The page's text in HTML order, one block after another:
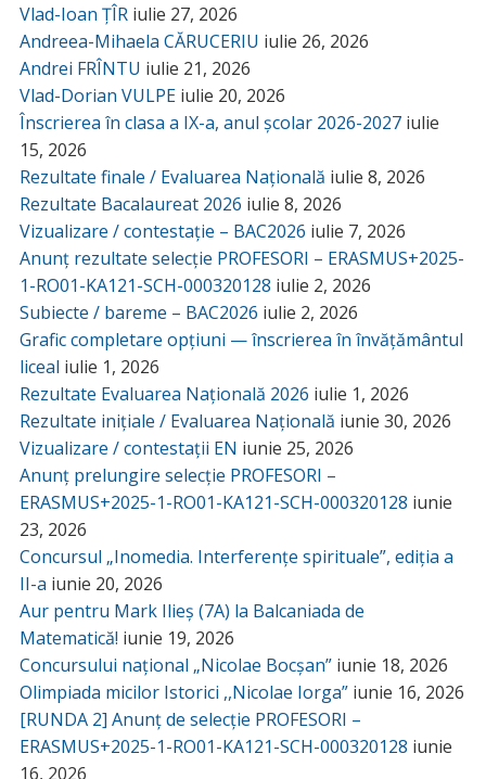
Vlad-Ioan ȚÎR iulie 27, 2026
Andreea-Mihaela CĂRUCERIU iulie 26, 2026
Andrei FRÎNTU iulie 21, 2026
Vlad-Dorian VULPE iulie 20, 2026
Înscrierea în clasa a IX-a, anul școlar 2026-2027 iulie
15, 2026
Rezultate finale / Evaluarea Națională iulie 8, 2026
Rezultate Bacalaureat 2026 iulie 8, 2026
Vizualizare / contestație – BAC2026 iulie 7, 2026
Anunț rezultate selecție PROFESORI – ERASMUS+2025-
1-RO01-KA121-SCH-000320128 iulie 2, 2026
Subiecte / bareme – BAC2026 iulie 2, 2026
Grafic completare opțiuni — înscrierea în învățământul
liceal iulie 1, 2026
Rezultate Evaluarea Națională 2026 iulie 1, 2026
Rezultate inițiale / Evaluarea Națională iunie 30, 2026
Vizualizare / contestații EN iunie 25, 2026
Anunț prelungire selecție PROFESORI –
ERASMUS+2025-1-RO01-KA121-SCH-000320128 iunie
23, 2026
Concursul „Inomedia. Interferențe spirituale”, ediția a
II-a iunie 20, 2026
Aur pentru Mark Ilieș (7A) la Balcaniada de
Matematică! iunie 19, 2026
Concursului național „Nicolae Bocșan” iunie 18, 2026
Olimpiada micilor Istorici ,,Nicolae Iorga” iunie 16, 2026
[RUNDA 2] Anunț de selecție PROFESORI –
ERASMUS+2025-1-RO01-KA121-SCH-000320128 iunie
16, 2026